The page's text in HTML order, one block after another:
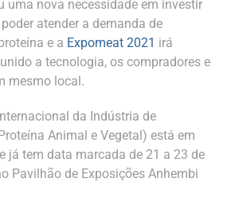
uma nova necessidade em investir
atender a demanda de
e a Expomeat 2021 irá
a tecnologia, os compradores e
mesmo local.
da Indústria de
Animal e Vegetal) está em
já tem data marcada de 21 a 23 de
Pavilhão de Exposições Anhembi